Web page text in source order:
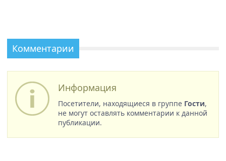
Комментарии
Информация
Посетители, находящиеся в группе Гости,
не могут оставлять комментарии к данной
публикации.